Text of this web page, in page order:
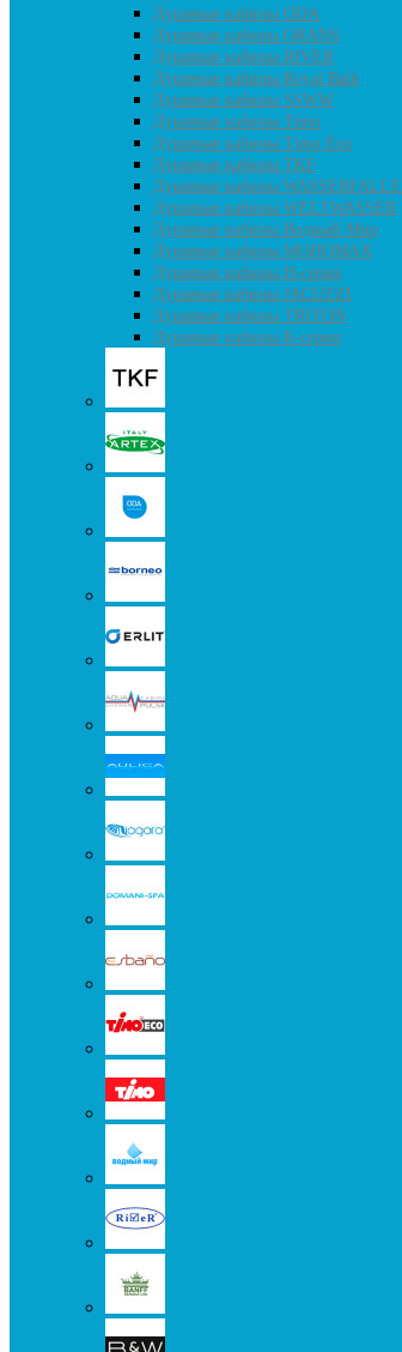
Душевые кабины ODA
Душевые кабины ORANS
Душевые кабины RIVER
Душевые кабины Royal Bath
Душевые кабины SSWW
Душевые кабины Timo
Душевые кабины Timo Eco
Душевые кабины TKF
Душевые кабины WASSERFALLE
Душевые кабины WELTWASSER
Душевые кабины Водный Мир
Душевые кабины МОНОМАХ
Душевые кабины H-серия
Душевые кабины JACUZZI
Душевые кабины TRITON
Душевые кабины К-серия